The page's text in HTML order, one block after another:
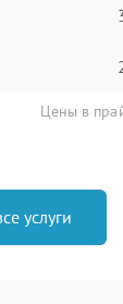
Цены в
услуги